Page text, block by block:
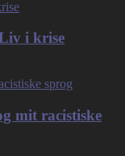
i krise
mit racistiske